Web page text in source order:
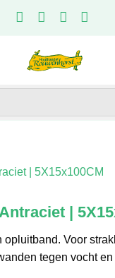
|
opluitband. Voor
tegen vocht en
| 5X15x100CM aantal